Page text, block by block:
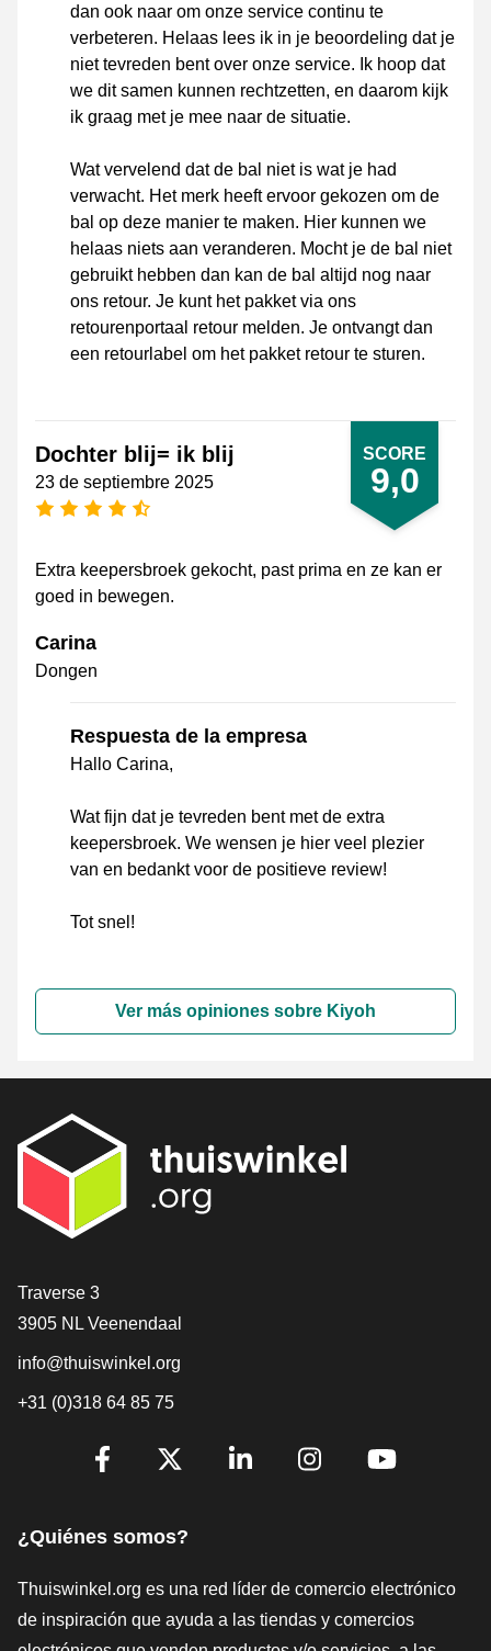
dan ook naar om onze service continu te
verbeteren. Helaas lees ik in je beoordeling dat je
niet tevreden bent over onze service. Ik hoop dat
we dit samen kunnen rechtzetten, en daarom kijk
ik graag met je mee naar de situatie.
Wat vervelend dat de bal niet is wat je had
verwacht. Het merk heeft ervoor gekozen om de
bal op deze manier te maken. Hier kunnen we
helaas niets aan veranderen. Mocht je de bal niet
gebruikt hebben dan kan de bal altijd nog naar
ons retour. Je kunt het pakket via ons
retourenportaal retour melden. Je ontvangt dan
een retourlabel om het pakket retour te sturen.
SCORE
9,0
Dochter blij= ik blij
23 de septiembre 2025
[_General:NumberOfStarsPluralFormat]
Extra keepersbroek gekocht, past prima en ze kan er
goed in bewegen.
Carina
Dongen
Respuesta de la empresa
Hallo Carina,
Wat fijn dat je tevreden bent met de extra
keepersbroek. We wensen je hier veel plezier
van en bedankt voor de positieve review!
Tot snel!
Ver más opiniones sobre Kiyoh
[_General:Contact]
Traverse 3
3905 NL Veenendaal
info@thuiswinkel.org
+31 (0)318 64 85 75
[_General:SocialMediaTitle]
¿Quiénes somos?
Thuiswinkel.org es una red líder de comercio electrónico
de inspiración que ayuda a las tiendas y comercios